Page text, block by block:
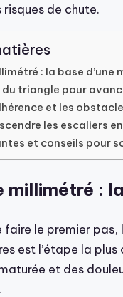
de chute.
: la base d’une
triangle pour
et les
les escaliers
et conseils pour
millimétré :
le premier pas,
est l’étape la
et des